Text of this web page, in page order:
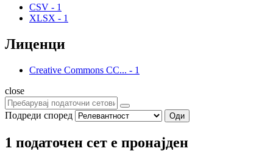
CSV - 1
XLSX - 1
Лиценци
Creative Commons CC... - 1
close
Подреди според Оди
1 податочен сет е пронајден